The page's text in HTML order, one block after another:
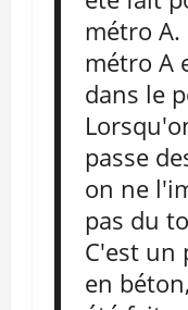
métro A.
métro A
dans le
passe
on ne
pas du
C'est un
en